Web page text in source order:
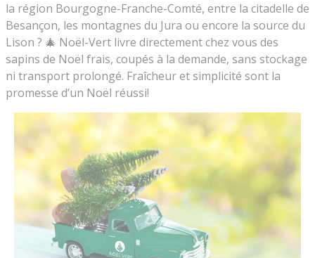
la région Bourgogne-Franche-Comté, entre la citadelle de
Besançon, les montagnes du Jura ou encore la source du
Lison ? 🎄 Noël-Vert livre directement chez vous des
sapins de Noël frais, coupés à la demande, sans stockage
ni transport prolongé. Fraîcheur et simplicité sont la
promesse d’un Noël réussi!